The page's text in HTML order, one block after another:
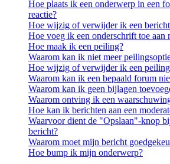
Hoe plaats ik een onderwerp in een
reactie?
Hoe wijzig of verwijder ik een
Hoe voeg ik een onderschrift toe aan
Hoe maak ik een peiling?
Waarom kan ik niet meer
Hoe wijzig of verwijder ik een
Waarom kan ik een bepaald forum
Waarom kan ik geen bijlagen
Waarom ontving ik een
Hoe kan ik berichten aan een
Waarvoor dient de "Opslaan"-knop
bericht?
Waarom moet mijn bericht
Hoe bump ik mijn onderwerp?